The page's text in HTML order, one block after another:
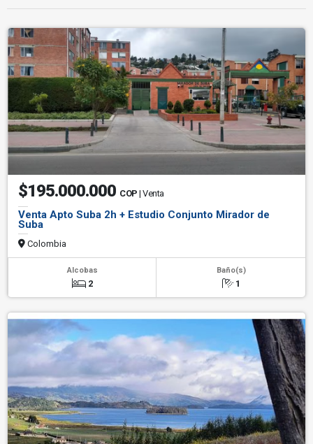
$195.000.000 COP | Venta
Venta Apto Suba 2h + Estudio Conjunto Mirador de
Suba
Colombia
Alcobas
2
Baño(s)
1